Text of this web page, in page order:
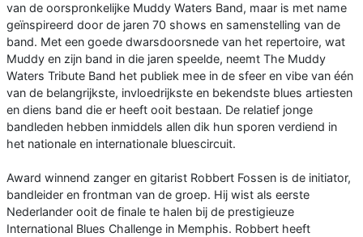
van de oorspronkelijke Muddy Waters Band, maar is met name
geïnspireerd door de jaren 70 shows en samenstelling van de
band. Met een goede dwarsdoorsnede van het repertoire, wat
Muddy en zijn band in die jaren speelde, neemt The Muddy
Waters Tribute Band het publiek mee in de sfeer en vibe van één
van de belangrijkste, invloedrijkste en bekendste blues artiesten
en diens band die er heeft ooit bestaan. De relatief jonge
bandleden hebben inmiddels allen dik hun sporen verdiend in
het nationale en internationale bluescircuit.
Award winnend zanger en gitarist Robbert Fossen is de initiator,
bandleider en frontman van de groep. Hij wist als eerste
Nederlander ooit de finale te halen bij de prestigieuze
International Blues Challenge in Memphis. Robbert heeft